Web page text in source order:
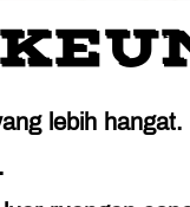
lebih hangat.